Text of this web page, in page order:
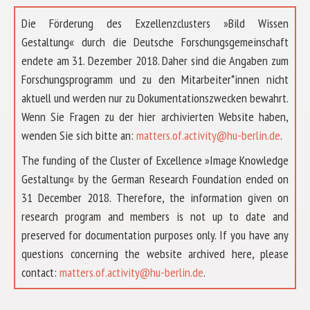
Die Förderung des Exzellenzclusters »Bild Wissen
Gestaltung« durch die Deutsche Forschungsgemeinschaft
endete am 31. Dezember 2018. Daher sind die Angaben zum
Forschungsprogramm und zu den Mitarbeiter*innen nicht
aktuell und werden nur zu Dokumentationszwecken bewahrt.
Wenn Sie Fragen zu der hier archivierten Website haben,
wenden Sie sich bitte an: matters.of.activity@hu-berlin.de.
The funding of the Cluster of Excellence »Image Knowledge
Gestaltung« by the German Research Foundation ended on
31 December 2018. Therefore, the information given on
research program and members is not up to date and
preserved for documentation purposes only. If you have any
questions concerning the website archived here, please
contact: matters.of.activity@hu-berlin.de.
ÜBER UNS